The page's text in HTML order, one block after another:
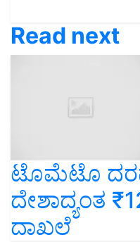
Read next
ಟೊಮೆಟೊ
ದೇಶಾದ್ಯಂತ
ದಾಖಲೆ